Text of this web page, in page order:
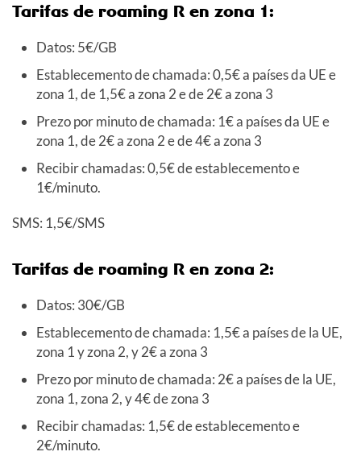
Tarifas de roaming R en zona 1:
Datos: 5€/GB
Establecemento de chamada: 0,5€ a países da UE e
zona 1, de 1,5€ a zona 2 e de 2€ a zona 3
Prezo por minuto de chamada: 1€ a países da UE e
zona 1, de 2€ a zona 2 e de 4€ a zona 3
Recibir chamadas: 0,5€ de establecemento e
1€/minuto.
SMS: 1,5€/SMS
Tarifas de roaming R en zona 2:
Datos: 30€/GB
Establecemento de chamada: 1,5€ a países de la UE,
zona 1 y zona 2, y 2€ a zona 3
Prezo por minuto de chamada: 2€ a países de la UE,
zona 1, zona 2, y 4€ de zona 3
Recibir chamadas: 1,5€ de establecemento e
2€/minuto.